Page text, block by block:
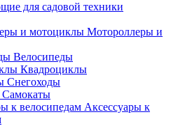
для садовой техники
Мотороллеры и
Велосипеды
Квадроциклы
Снегоходы
Самокаты
Аксессуары к